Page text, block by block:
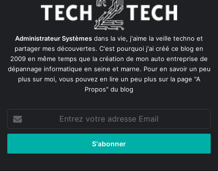
Administrateur Systèmes dans la vie, j'aime la veille techno et
partager mes découvertes. C'est pourquoi j'ai créé ce blog en
2009 en même temps que la création de mon auto entreprise de
dépannage informatique en seine et marne. Pour en savoir un peu
plus sur moi, vous pouvez en lire un peu plus sur la page "A
Propos" du blog
Entrez
votre
adresse